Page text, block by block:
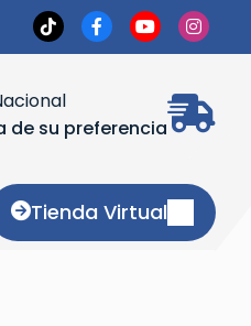
de su preferencia
Tienda Virtual